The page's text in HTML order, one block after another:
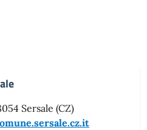
Sersale (CZ)